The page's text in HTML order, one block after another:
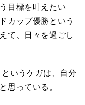
目標を叶えたい
カップ優勝という
て、日々を過ごし
いうケガは、自分
思っている。